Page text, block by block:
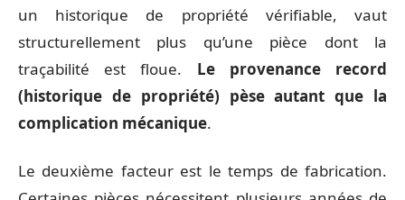
un historique de propriété vérifiable, vaut
structurellement plus qu’une pièce dont la
traçabilité est floue. Le provenance record
(historique de propriété) pèse autant que la
complication mécanique.
Le deuxième facteur est le temps de fabrication.